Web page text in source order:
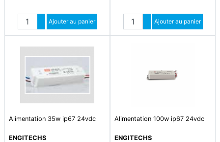
Quantité
Augmenter quantité
Diminuer quantité
Ajouter au panier Quantité
Augmenter quantité
Diminuer quantité
Ajouter au panier
Alimentation 35w ip67 24vdc
ENGITECHS
Alimentation 100w ip67 24vdc
ENGITECHS